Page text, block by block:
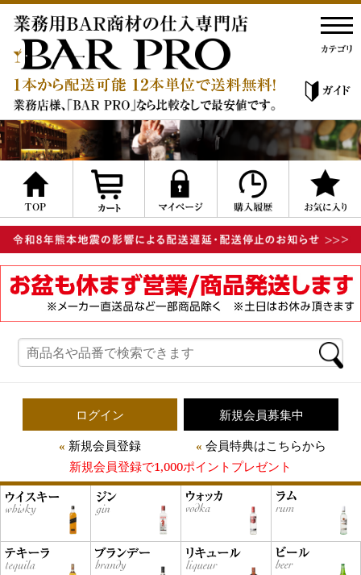
ログイン
新規会員登録
新規会員募集中
会員特典はこちらから
新規会員登録で1,000ポイントプレゼント